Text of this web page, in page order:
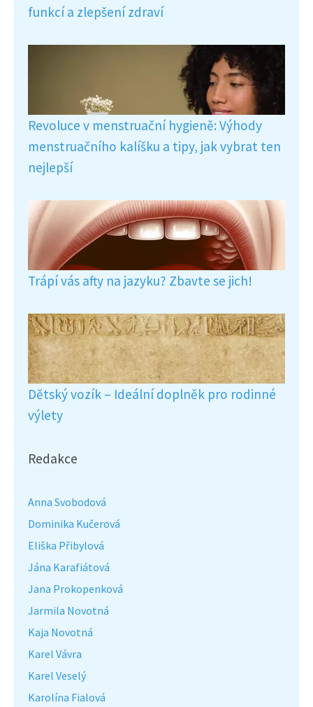
funkcí a zlepšení zdraví
Revoluce v menstruační hygieně: Výhody
menstruačního kalíšku a tipy, jak vybrat ten
nejlepší
Trápí vás afty na jazyku? Zbavte se jich!
Dětský vozík – Ideální doplněk pro rodinné
výlety
Redakce
Anna Svobodová
Dominika Kučerová
Eliška Přibylová
Jána Karafiátová
Jana Prokopenková
Jarmila Novotná
Kaja Novotná
Karel Vávra
Karel Veselý
Karolína Fialová